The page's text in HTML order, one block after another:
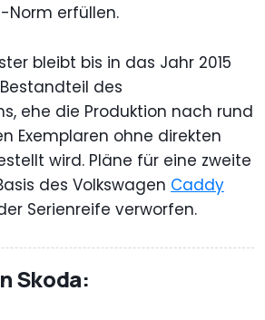
Norm erfüllen.
bleibt bis in das Jahr 2015
des
ehe die Produktion nach rund
Exemplaren ohne direkten
wird. Pläne für eine zweite
des Volkswagen Caddy
Serienreife verworfen.
Skoda: